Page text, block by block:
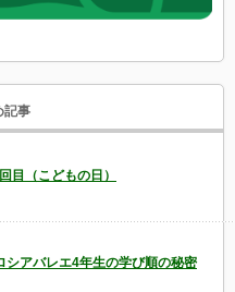
記事
目（こどもの日）
シアバレエ4年生の学び順の秘密